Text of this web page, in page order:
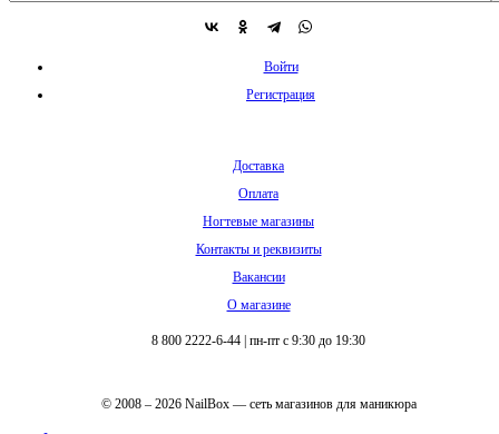
Войти
Регистрация
Доставка
Оплата
Ногтевые магазины
Контакты и реквизиты
Вакансии
О магазине
8 800 2222-6-44 пн-пт с 9:30 до 19:30
© 2008 – 2026 NailBox — сеть магазинов для маникюра